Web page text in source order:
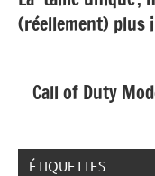
l’article
(réellement) plus
Call of Duty
ÉTIQUETTES